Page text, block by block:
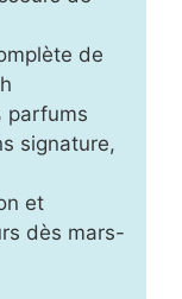
de
parfums
signature,
et
dès mars-